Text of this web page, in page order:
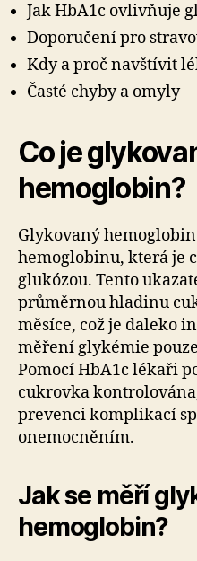
Jak HbA1c ovlivňuje
Doporučení pro
Kdy a proč navštívit
Časté chyby a omyly
Co je
hemoglobin?
Glykovaný
hemoglobinu, která je
glukózou. Tento
průměrnou hladinu
měsíce, což je daleko
měření glykémie
Pomocí HbA1c lékaři
cukrovka
prevenci komplikací
onemocněním.
Jak se měří
hemoglobin?